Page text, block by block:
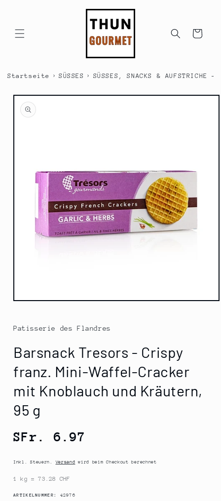
Warenkorb
Startseite › SÜSSES › SÜSSES, SNACKS & AUFSTRICHE -
Medien
Modal
öffnen
Patisserie des Flandres
Barsnack Tresors - Crispy
franz. Mini-Waffel-Cracker
mit Knoblauch und Kräutern,
95 g
Normaler
SFr. 6.97
Inkl. Steuern.Versand wird beim Checkout berechnet
1 kg = 73.28 CHF
ARTIKELNUMMER: SKU:
42976